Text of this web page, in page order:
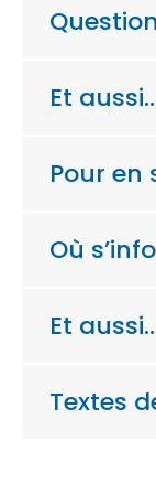
Et
Pour en
Où
Et
Textes